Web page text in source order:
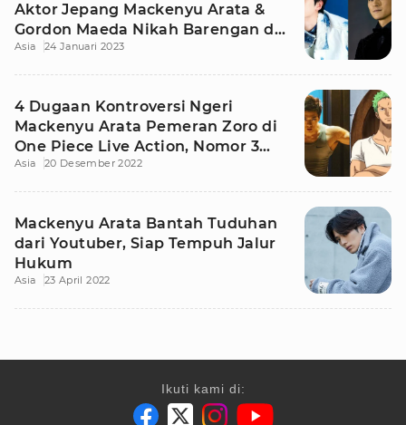
Aktor Jepang Mackenyu Arata &
Gordon Maeda Nikah Barengan di
Ultah Ayah
Asia 24 Januari 2023
4 Dugaan Kontroversi Ngeri
Mackenyu Arata Pemeran Zoro di
One Piece Live Action, Nomor 3
Buat Syok!
Asia 20 Desember 2022
Mackenyu Arata Bantah Tuduhan
dari Youtuber, Siap Tempuh Jalur
Hukum
Asia 23 April 2022
Ikuti kami di: